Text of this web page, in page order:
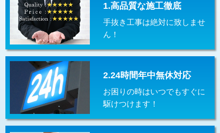
その他部品の脱着 8,800円～
交換・取付（タンク） 22,000円+材料費
交換・取付(単水栓（壁付・デッキ
式）)
13,200円+材料費
交換・取付(混合水栓（壁付・デッキ
式・ワンホール）)
16,500円+材料費
交換・取付(排水栓・排水トラップ
（P/S/ポップアップ））
22,000円+材料費
1.高品質な施工徹底
手抜き工事は絶対に致しませ
ん！
2.24時間年中無休対応
お困りの時はいつでもすぐに
駆けつけます！